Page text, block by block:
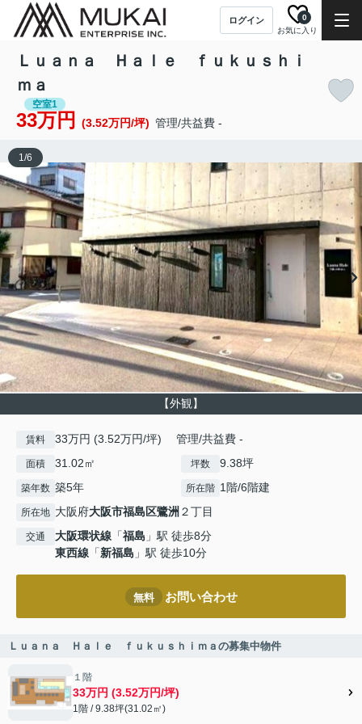
ログイン
お気に入り
0
Ｌｕａｎａ Ｈａｌｅ ｆｕｋｕｓｈｉ
ｍａ
空室1
33万円 (3.52万円/坪) 管理/共益費 -
【外観】
1/6
賃料 33万円 (3.52万円/坪) 管理/共益費 -
面積 31.02㎡ 坪数 9.38坪
築年数 築5年 所在階 1階/6階建
所在地 大阪府大阪市福島区鷺洲 ２丁目
交通 大阪環状線 「福島 」駅 徒歩8分
東西線 「新福島 」駅 徒歩10分
無料 お問い合わせ
Ｌｕａｎａ Ｈａｌｅ ｆｕｋｕｓｈｉｍａの募集中物件
１階
33万円 (3.52万円/坪)
1階 / 9.38坪(31.02㎡)